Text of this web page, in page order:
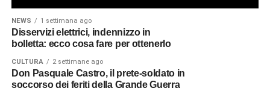
NEWS 1 settimana ago
Disservizi elettrici, indennizzo in
bolletta: ecco cosa fare per ottenerlo
CULTURA 2 settimane ago
Don Pasquale Castro, il prete-soldato in
soccorso dei feriti della Grande Guerra